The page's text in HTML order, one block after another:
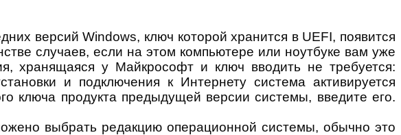
версий Windows, ключ которой хранится в UEFI, появится
случаев, если на этом компьютере или ноутбуке вам уже
хранящаяся у Майкрософт и ключ вводить не требуется:
и подключения к Интернету система активируется
ключа продукта предыдущей версии системы, введите его.
выбрать редакцию операционной системы, обычно это